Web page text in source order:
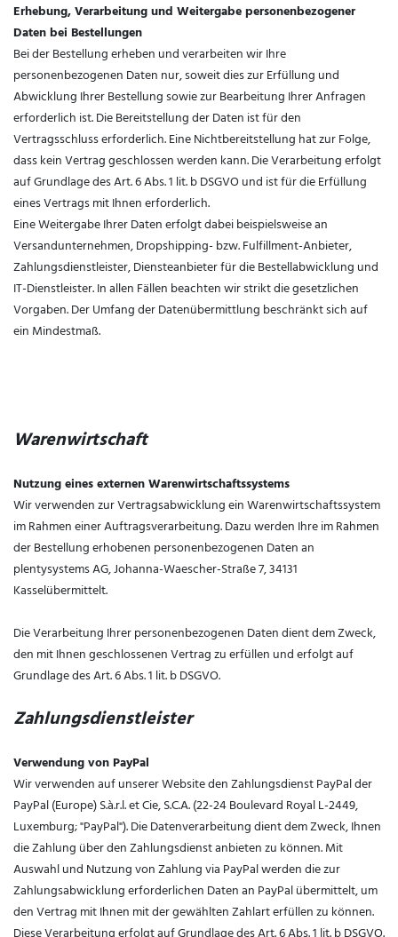
Erhebung, Verarbeitung und Weitergabe personenbezogener
Daten bei Bestellungen
Bei der Bestellung erheben und verarbeiten wir Ihre
personenbezogenen Daten nur, soweit dies zur Erfüllung und
Abwicklung Ihrer Bestellung sowie zur Bearbeitung Ihrer Anfragen
erforderlich ist. Die Bereitstellung der Daten ist für den
Vertragsschluss erforderlich. Eine Nichtbereitstellung hat zur Folge,
dass kein Vertrag geschlossen werden kann. Die Verarbeitung erfolgt
auf Grundlage des Art. 6 Abs. 1 lit. b DSGVO und ist für die Erfüllung
eines Vertrags mit Ihnen erforderlich.
Eine Weitergabe Ihrer Daten erfolgt dabei beispielsweise an
Versandunternehmen, Dropshipping- bzw. Fulfillment-Anbieter,
Zahlungsdienstleister, Diensteanbieter für die Bestellabwicklung und
IT-Dienstleister. In allen Fällen beachten wir strikt die gesetzlichen
Vorgaben. Der Umfang der Datenübermittlung beschränkt sich auf
ein Mindestmaß.
Warenwirtschaft
Nutzung eines externen Warenwirtschaftssystems
Wir verwenden zur Vertragsabwicklung ein Warenwirtschaftssystem
im Rahmen einer Auftragsverarbeitung. Dazu werden Ihre im Rahmen
der Bestellung erhobenen personenbezogenen Daten an
plentysystems AG,Johanna-Waescher-Straße 7, 34131
Kasselübermittelt.
Die Verarbeitung Ihrer personenbezogenen Daten dient dem Zweck,
den mit Ihnen geschlossenen Vertrag zu erfüllen und erfolgt auf
Grundlage des Art. 6 Abs. 1 lit. b DSGVO.
Zahlungsdienstleister
Verwendung von PayPal
Wir verwenden auf unserer Website den Zahlungsdienst PayPal der
PayPal (Europe) S.à.r.l. et Cie, S.C.A. (22-24 Boulevard Royal L-2449,
Luxemburg; "PayPal"). Die Datenverarbeitung dient dem Zweck, Ihnen
die Zahlung über den Zahlungsdienst anbieten zu können. Mit
Auswahl und Nutzung von Zahlung via PayPal werden die zur
Zahlungsabwicklung erforderlichen Daten an PayPal übermittelt, um
den Vertrag mit Ihnen mit der gewählten Zahlart erfüllen zu können.